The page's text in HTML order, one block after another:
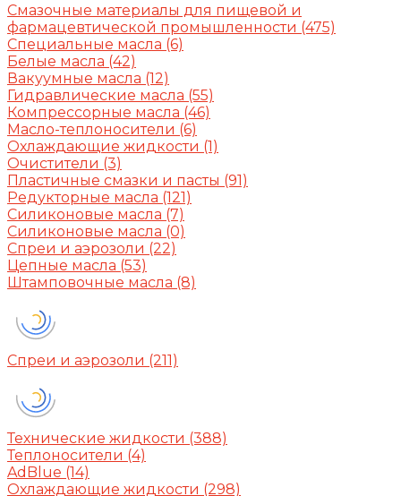
Смазочные материалы для пищевой и
фармацевтической промышленности (475)
Специальные масла (6)
Белые масла (42)
Вакуумные масла (12)
Гидравлические масла (55)
Компрессорные масла (46)
Масло-теплоносители (6)
Охлаждающие жидкости (1)
Очистители (3)
Пластичные смазки и пасты (91)
Редукторные масла (121)
Силиконовые масла (7)
Силиконовые масла (0)
Спреи и аэрозоли (22)
Цепные масла (53)
Штамповочные масла (8)
Спреи и аэрозоли (211)
Технические жидкости (388)
Теплоносители (4)
AdBlue (14)
Охлаждающие жидкости (298)